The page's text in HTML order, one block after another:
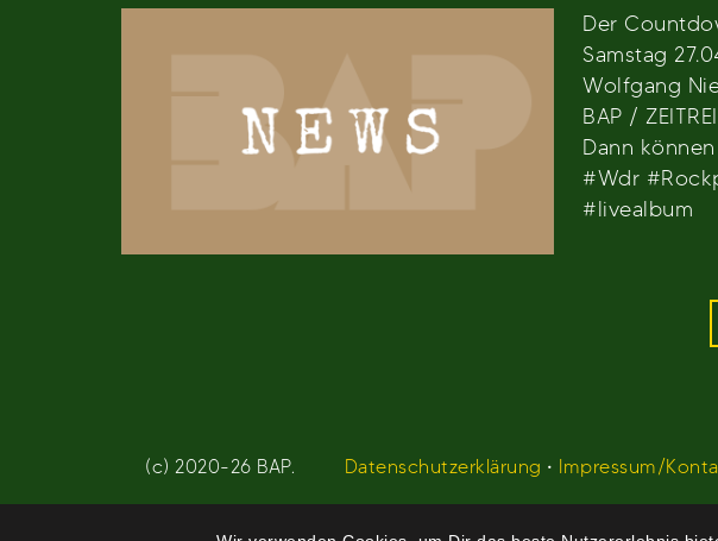
Der
Samstag
Wolfgang
BAP /
Dann
#Wdr
#livealbum
(c) 2020-26 BAP. Datenschutzerklärung • Impressum/